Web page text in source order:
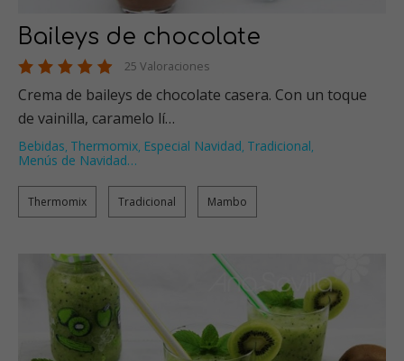
Baileys de chocolate
25 Valoraciones
Crema de baileys de chocolate casera. Con un toque
de vainilla, caramelo lí…
Bebidas, Thermomix, Especial Navidad, Tradicional,
Menús de Navidad…
Thermomix Tradicional Mambo